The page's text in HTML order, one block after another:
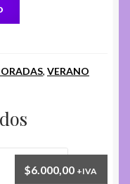
, VERANO
$6.000,00 +IVA